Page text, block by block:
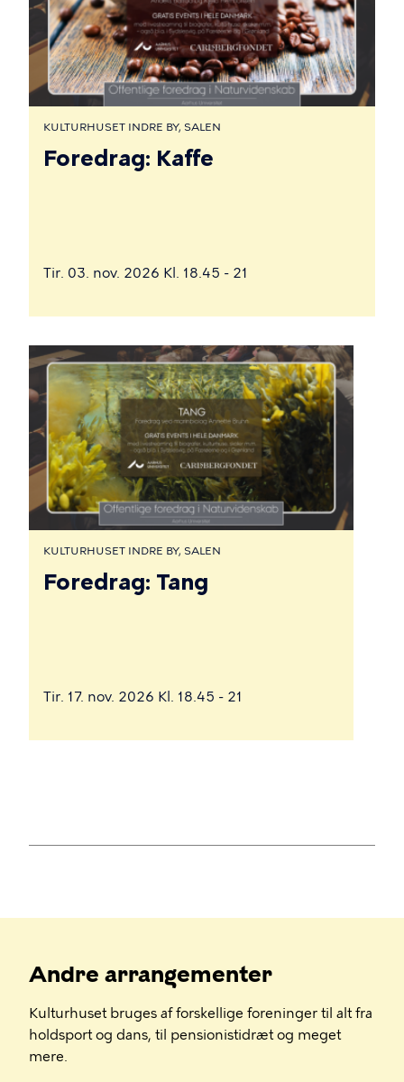
KULTURHUSET INDRE BY, SALEN
Foredrag: Kaffe
Tir. 03. nov. 2026 Kl. 18.45 - 21
KULTURHUSET INDRE BY, SALEN
Foredrag: Tang
Tir. 17. nov. 2026 Kl. 18.45 - 21
Andre arrangementer
Kulturhuset bruges af forskellige foreninger til alt fra
holdsport og dans, til pensionistidræt og meget
mere.